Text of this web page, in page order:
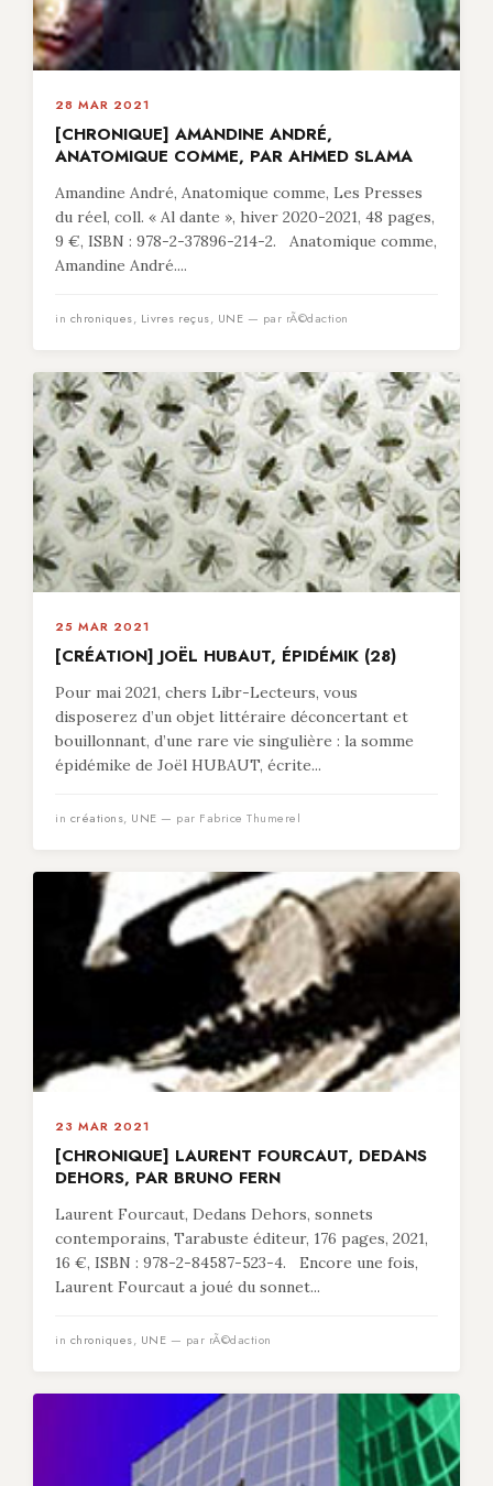
28 MAR 2021
[CHRONIQUE] AMANDINE ANDRÉ,
ANATOMIQUE COMME, PAR AHMED SLAMA
Amandine André, Anatomique comme, Les Presses
du réel, coll. « Al dante », hiver 2020-2021, 48 pages,
9 €, ISBN : 978-2-37896-214-2. Anatomique comme,
Amandine André....
in chroniques, Livres reçus, UNE — par rÃ©daction
25 MAR 2021
[CRÉATION] JOËL HUBAUT, ÉPIDÉMIK (28)
Pour mai 2021, chers Libr-Lecteurs, vous
disposerez d’un objet littéraire déconcertant et
bouillonnant, d’une rare vie singulière : la somme
épidémike de Joël HUBAUT, écrite...
in créations, UNE — par Fabrice Thumerel
23 MAR 2021
[CHRONIQUE] LAURENT FOURCAUT, DEDANS
DEHORS, PAR BRUNO FERN
Laurent Fourcaut, Dedans Dehors, sonnets
contemporains, Tarabuste éditeur, 176 pages, 2021,
16 €, ISBN : 978-2-84587-523-4. Encore une fois,
Laurent Fourcaut a joué du sonnet...
in chroniques, UNE — par rÃ©daction